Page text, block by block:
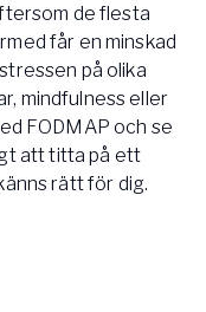
de flesta
får en minskad
på olika
mindfulness eller
FODMAP och se
att titta på ett
rätt för dig.